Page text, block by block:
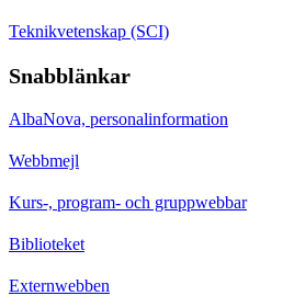
Teknikvetenskap (SCI)
Snabblänkar
AlbaNova, personalinformation
Webbmejl
Kurs-, program- och gruppwebbar
Biblioteket
Externwebben